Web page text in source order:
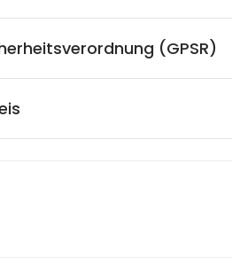
(GPSR)